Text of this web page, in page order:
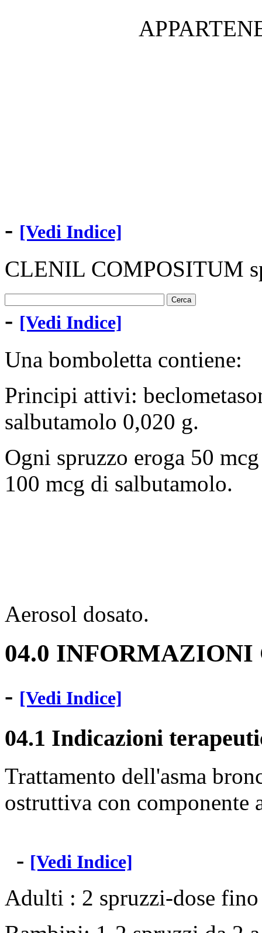
- [Vedi Indice]
CLENIL COMPOSITUM
- [Vedi Indice]
Una bomboletta contiene:
Principi attivi:
salbutamolo 0,020 g.
Ogni spruzzo eroga 50
100 mcg di salbutamolo.
Aerosol dosato.
04.0
- [Vedi Indice]
04.1 Indicazioni
Trattamento dell'asma
ostruttiva con componente
- [Vedi Indice]
Adulti : 2 spruzzi-dose